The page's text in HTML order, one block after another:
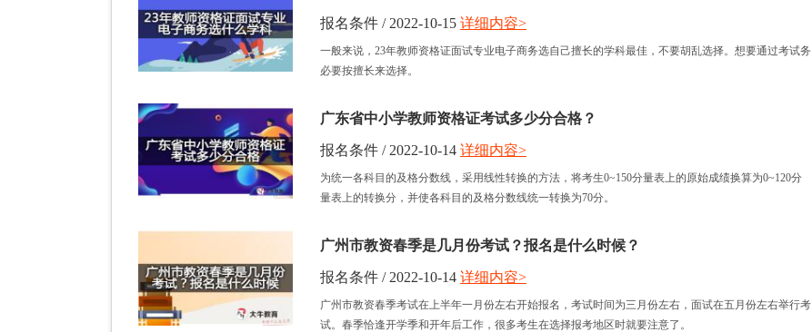
报名条件 / 2022-10-15
一般来说，23年教师资格证面试专业电子商务选自己擅长的学科最佳，不要胡乱选择。想要通过考试务
必要按擅长来选择。
详细内容>
广东省中小学教师资格证考试多少分合格？
报名条件 / 2022-10-14
为统一各科目的及格分数线，采用线性转换的方法，将考生0~150分量表上的原始成绩换算为0~120分
量表上的转换分，并使各科目的及格分数线统一转换为70分。
详细内容>
广州市教资春季是几月份考试？报名是什么时候？
报名条件 / 2022-10-14
广州市教资春季考试在上半年一月份左右开始报名，考试时间为三月份左右，面试在五月份左右举行考
试。春季恰逢开学季和开年后工作，很多考生在选择报考地区时就要注意了。
详细内容>